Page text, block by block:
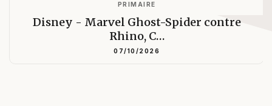
PRIMAIRE
Disney - Marvel Ghost-Spider contre
Rhino, C…
07/10/2026